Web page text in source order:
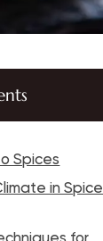
Spices
in Spice